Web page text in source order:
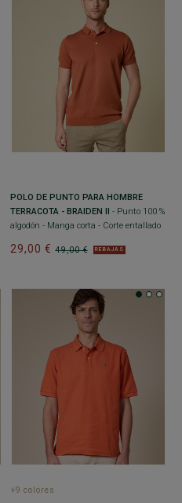
POLO DE PUNTO PARA HOMBRE
TERRACOTA - BRAIDEN II - Punto 100 %
algodón - Manga corta - Corte entallado
49,00 €
29,00 € REBAJAS
+9 colores